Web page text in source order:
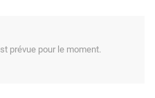
prévue pour le moment.